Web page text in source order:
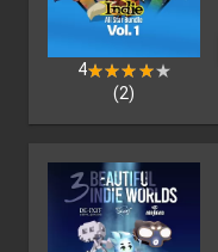
4★★★★★
★★★★★
(2)